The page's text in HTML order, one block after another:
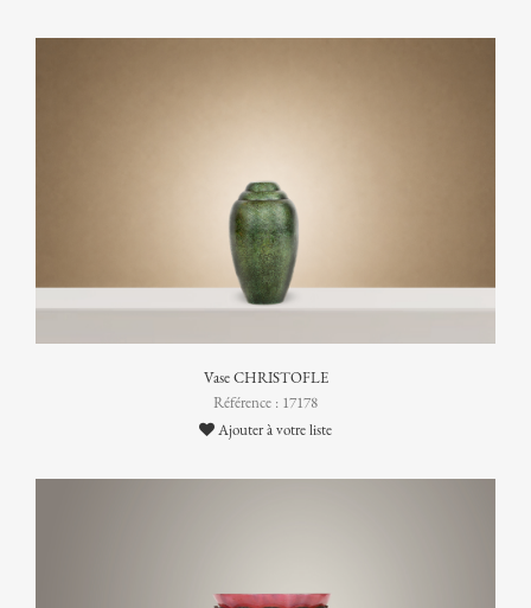
Vase CHRISTOFLE
Référence : 17178
Ajouter à votre liste